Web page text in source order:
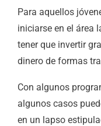
Para aquellos
iniciarse en el área
tener que invertir
dinero de formas
Con algunos
algunos casos
en un lapso